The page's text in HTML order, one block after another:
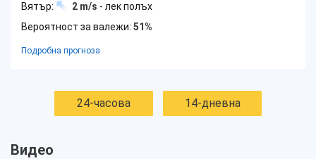
Вятър: 2 m/s - лек полъх
Вероятност за валежи: 51%
Подробна прогноза
24-часова 14-дневна
Видео